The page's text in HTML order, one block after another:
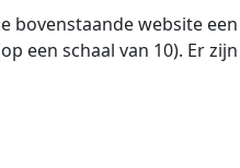
bovenstaande website
een schaal van 10). Er zijn